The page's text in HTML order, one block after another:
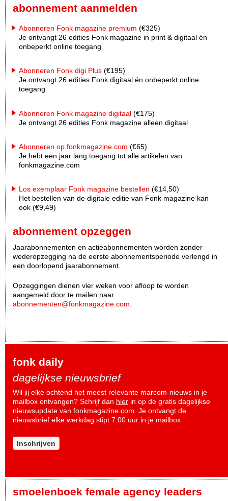
abonnement aanmelden
Abonneren Fonk magazine premium (€325)
Je ontvangt 26 edities Fonk magazine in print & digitaal én
onbeperkt online toegang
Abonneren Fonk digi Plus (€195)
Je ontvangt 26 edities Fonk digitaal én onbeperkt online
toegang
Abonneren Fonk magazine digitaal (€175)
Je ontvangt 26 edities Fonk magazine alleen digitaal
Abonneren op fonkmagazine.com (€65)
Je hebt een jaar lang toegang tot alle artikelen van
fonkmagazine.com
Los exemplaar Fonk magazine bestellen (€14,50)
Het bestellen van de digitale editie van Fonk magazine kan
ook (€9,49)
abonnement opzeggen
Jaarabonnementen en actieabonnementen worden zonder
wederopzegging na de eerste abonnementsperiode verlengd in
een doorlopend jaarabonnement.
Opzeggingen dienen vier weken voor afloop te worden
aangemeld door te mailen naar
abonnementen@fonkmagazine.com
fonk daily
dagelijkse nieuwsbrief
Wil jij elke ochtend het meest relevante marcom-nieuws in je
mailbox ontvangen? Schrijf dan hier in op de gratis dagelijkse
nieuwsupdate van fonkmagazine.com. Je ontvangt de
nieuwsbrief elke werkdag stipt 7.00 uur in je mailbox.
Inschrijven
smoelenboek female agency leaders